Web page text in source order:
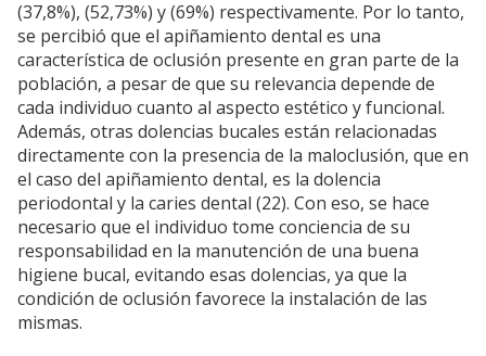
(37,8%), (52,73%) y (69%) respectivamente. Por lo tanto,
se percibió que el apiñamiento dental es una
característica de oclusión presente en gran parte de la
población, a pesar de que su relevancia depende de
cada individuo cuanto al aspecto estético y funcional.
Además, otras dolencias bucales están relacionadas
directamente con la presencia de la maloclusión, que en
el caso del apiñamiento dental, es la dolencia
periodontal y la caries dental (22). Con eso, se hace
necesario que el individuo tome conciencia de su
responsabilidad en la manutención de una buena
higiene bucal, evitando esas dolencias, ya que la
condición de oclusión favorece la instalación de las
mismas.